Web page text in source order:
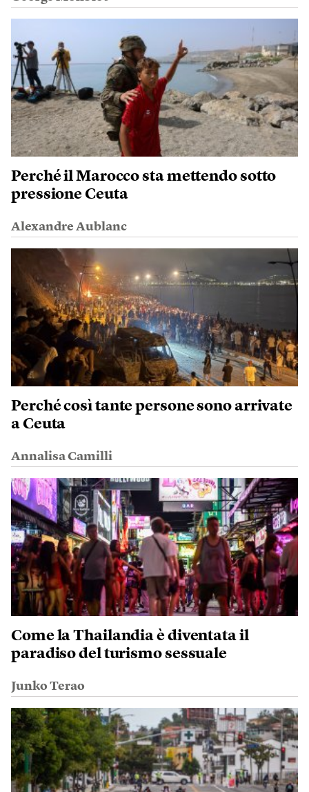
Perché il Marocco sta mettendo sotto
pressione Ceuta
Alexandre Aublanc
Perché così tante persone sono arrivate
a Ceuta
Annalisa Camilli
Come la Thailandia è diventata il
paradiso del turismo sessuale
Junko Terao